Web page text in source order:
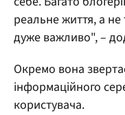
реальне життя, а не
дуже важливо", –
Окремо вона
інформаційного
користувача.